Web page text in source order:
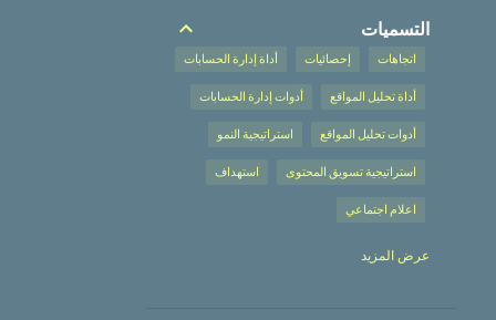
التسميات
اتجاهات إحصائيات أداة إدارة الحسابات
أداة تحليل المواقع أدوات إدارة الحسابات
أدوات تحليل المواقع استراتيجية النمو
استراتيجية تسويق المحتوى استهداف
اعلام اجتماعي
عرض المزيد